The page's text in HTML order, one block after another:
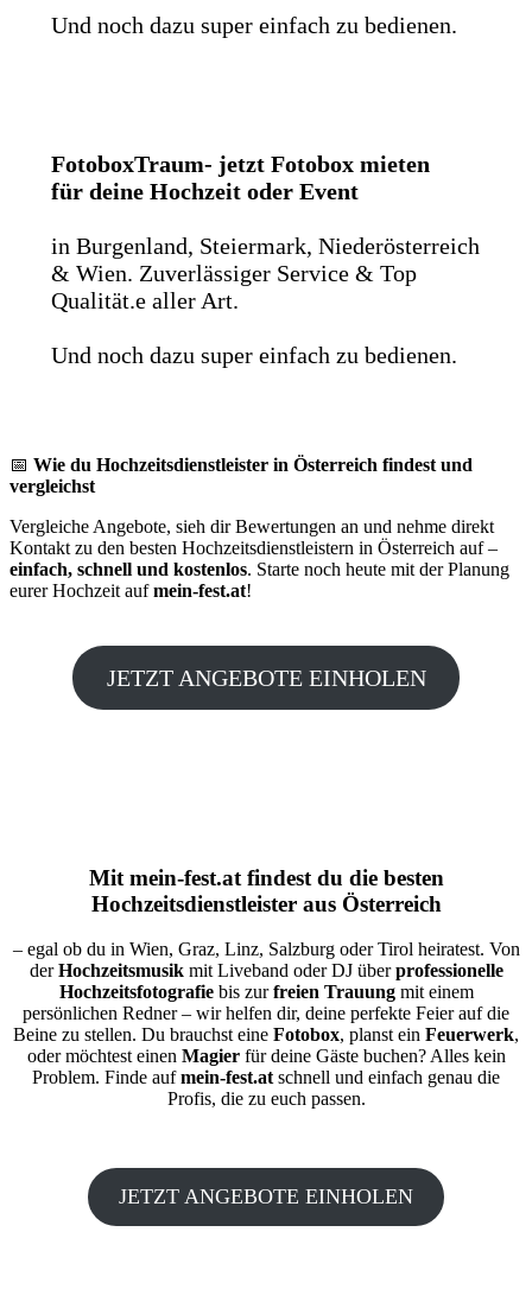
Und noch dazu super einfach zu bedienen.
FotoboxTraum- jetzt Fotobox mieten
für deine Hochzeit oder Event
in Burgenland, Steiermark, Niederösterreich
& Wien. Zuverlässiger Service & Top
Qualität.e aller Art.
Und noch dazu super einfach zu bedienen.
📅 Wie du Hochzeitsdienstleister in Österreich findest und
vergleichst
Vergleiche Angebote, sieh dir Bewertungen an und nehme direkt
Kontakt zu den besten Hochzeitsdienstleistern in Österreich auf –
einfach, schnell und kostenlos. Starte noch heute mit der Planung
eurer Hochzeit aufmein-fest.at!
JETZT ANGEBOTE EINHOLEN
Mit mein-fest.atfindest du die besten
Hochzeitsdienstleister aus Österreich
– egal ob du in Wien, Graz, Linz, Salzburg oder Tirol heiratest. Von
derHochzeitsmusikmit Liveband oder DJ überprofessionelle
Hochzeitsfotografiebis zurfreien Trauungmit einem
persönlichen Redner – wir helfen dir, deine perfekte Feier auf die
Beine zu stellen. Du brauchst eine Fotobox, planst ein Feuerwerk,
oder möchtest einen Magierfür deine Gäste buchen? Alles kein
Problem. Finde aufmein-fest.atschnell und einfach genau die
Profis, die zu euch passen.
JETZT ANGEBOTE EINHOLEN